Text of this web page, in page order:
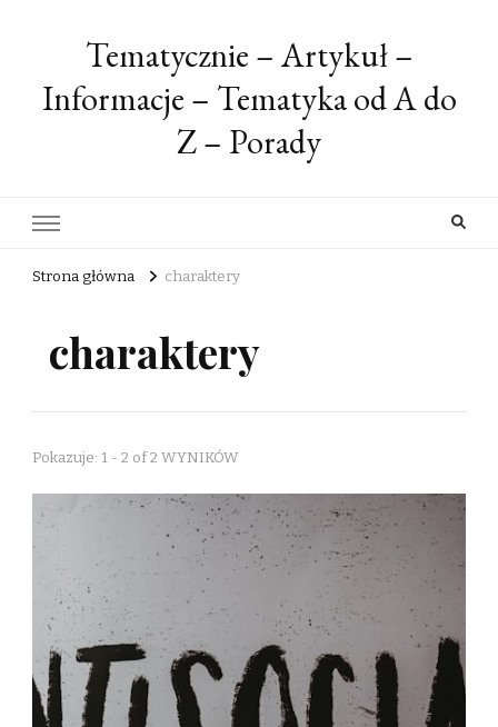
Tematycznie – Artykuł –
Informacje – Tematyka od A do
Z – Porady
Strona główna charaktery
charaktery
Pokazuje: 1 - 2 of 2 WYNIKÓW